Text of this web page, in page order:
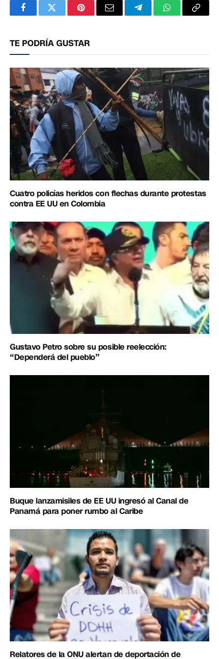
FacebookTwitterPinterestCorreoTelegramWhatsApp
TE PODRÍA GUSTAR
Cuatro policías heridos con flechas durante protestas
contra EE UU en Colombia
Gustavo Petro sobre su posible reelección:
“Dependerá del pueblo”
Buque lanzamisiles de EE UU ingresó al Canal de
Panamá para poner rumbo al Caribe
Relatores de la ONU alertan de deportación de